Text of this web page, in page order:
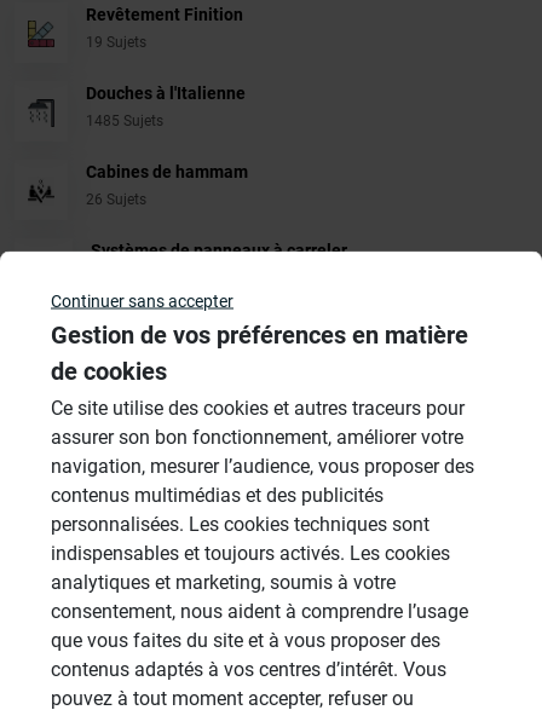
Revêtement Finition
19 Sujets
Douches à l'Italienne
1485 Sujets
Cabines de hammam
26 Sujets
Systèmes de panneaux à carreler
Aménagement Agencement
Autres
949 Sujets
Autres questions
CL
panneaux sous receveur de
douche
13/06/2026 à 15h06 par clbouch
2
Continuer sans accepter
Gestion de vos préférences en matière
de cookies
Ce site utilise des cookies et autres traceurs pour
assurer son bon fonctionnement, améliorer votre
navigation, mesurer l’audience, vous proposer des
contenus multimédias et des publicités
personnalisées. Les cookies techniques sont
indispensables et toujours activés. Les cookies
analytiques et marketing, soumis à votre
consentement, nous aident à comprendre l’usage
que vous faites du site et à vous proposer des
contenus adaptés à vos centres d’intérêt. Vous
pouvez à tout moment accepter, refuser ou